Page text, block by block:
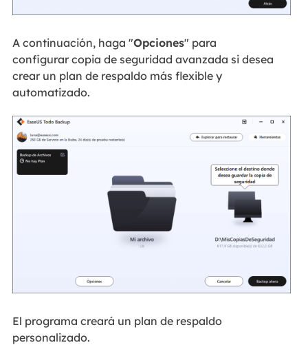
A continuación, haga "Opciones" para
configurar copia de seguridad avanzada si desea
crear un plan de respaldo más flexible y
automatizado.
El programa creará un plan de respaldo
personalizado.